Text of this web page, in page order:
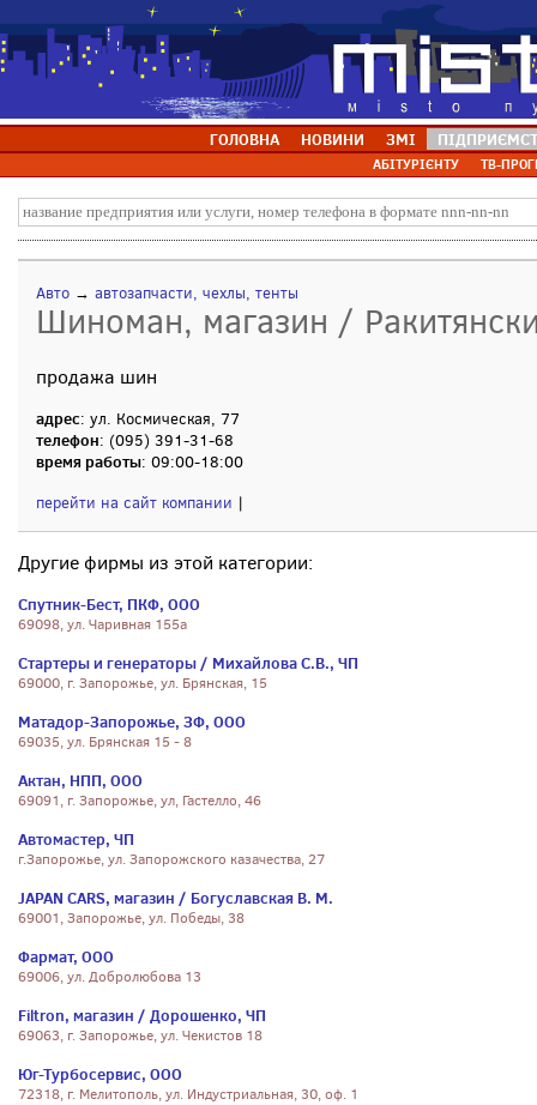
ГОЛОВНА НОВИНИ ЗМІ
АБІТУРІЄНТУ ТВ-
Авто → автозапчасти, чехлы, тенты
Шиноман, магазин /
продажа шин
адрес: ул. Космическая, 77
телефон: (095) 391-31-68
время работы: 09:00-18:00
перейти на сайт компании |
Другие фирмы из этой категории:
Спутник-Бест, ПКФ, ООО
69098, ул. Чаривная 155а
Стартеры и генераторы / Михайлова С.В., ЧП
69000, г. Запорожье, ул. Брянская, 15
Матадор-Запорожье, ЗФ, ООО
69035, ул. Брянская 15 - 8
Актан, НПП, ООО
69091, г. Запорожье, ул, Гастелло, 46
Автомастер, ЧП
г.Запорожье, ул. Запорожского казачества, 27
JAPAN CARS, магазин / Богуславская В. М.
69001, Запорожье, ул. Победы, 38
Фармат, ООО
69006, ул. Добролюбова 13
Filtron, магазин / Дорошенко, ЧП
69063, г. Запорожье, ул. Чекистов 18
Юг-Турбосервис, ООО
72318, г. Мелитополь, ул. Индустриальная, 30, оф. 1